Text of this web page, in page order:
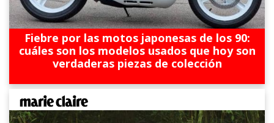
Fiebre por las motos japonesas de los 90:
cuáles son los modelos usados que hoy son
verdaderas piezas de colección